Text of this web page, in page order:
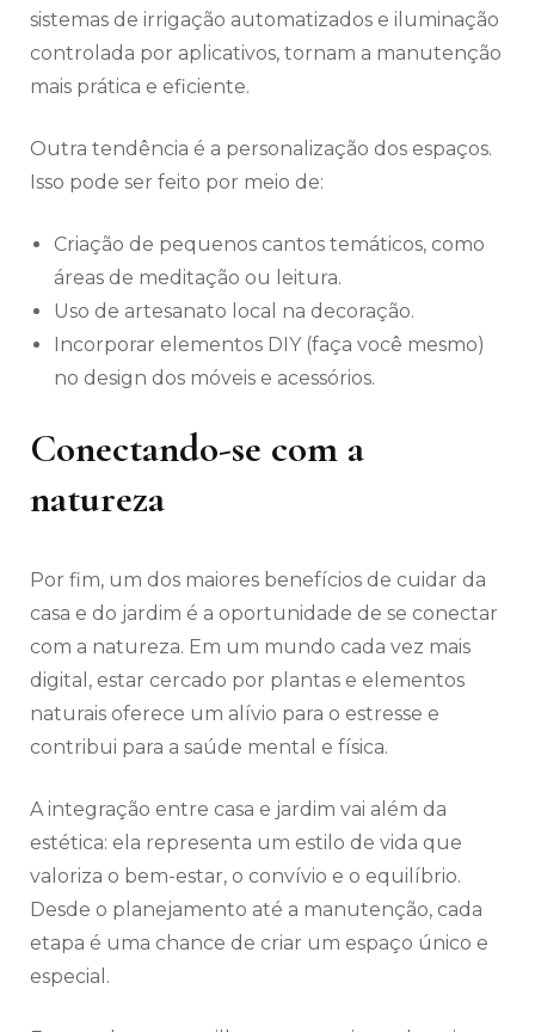
sistemas de irrigação automatizados e iluminação
controlada por aplicativos, tornam a manutenção
mais prática e eficiente.
Outra tendência é a personalização dos espaços.
Isso pode ser feito por meio de:
Criação de pequenos cantos temáticos, como
áreas de meditação ou leitura.
Uso de artesanato local na decoração.
Incorporar elementos DIY (faça você mesmo)
no design dos móveis e acessórios.
Conectando-se com a
natureza
Por fim, um dos maiores benefícios de cuidar da
casa e do jardim é a oportunidade de se conectar
com a natureza. Em um mundo cada vez mais
digital, estar cercado por plantas e elementos
naturais oferece um alívio para o estresse e
contribui para a saúde mental e física.
A integração entre casa e jardim vai além da
estética: ela representa um estilo de vida que
valoriza o bem-estar, o convívio e o equilíbrio.
Desde o planejamento até a manutenção, cada
etapa é uma chance de criar um espaço único e
especial.